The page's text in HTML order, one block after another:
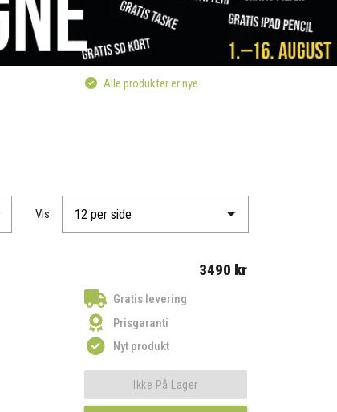
Alle produkter er nye
Vis
3490 kr
Gratis levering
Prisgaranti
Nyt produkt
Ikke På Lager